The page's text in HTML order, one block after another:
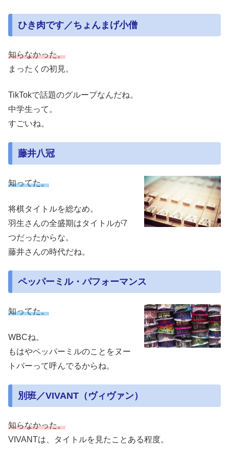
ひき肉です／ちょんまげ小僧
知らなかった。
まったくの初見。
TikTokで話題のグループなんだね。
中学生って。
すごいね。
藤井八冠
知ってた。
将棋タイトルを総なめ。
羽生さんの全盛期はタイトルが7
つだったからな。
藤井さんの時代だね。
ペッパーミル・パフォーマンス
知ってた。
WBCね。
もはやペッパーミルのことをヌー
トバーって呼んでるからね。
別班／VIVANT（ヴィヴァン）
知らなかった。
VIVANTは、タイトルを見たことある程度。